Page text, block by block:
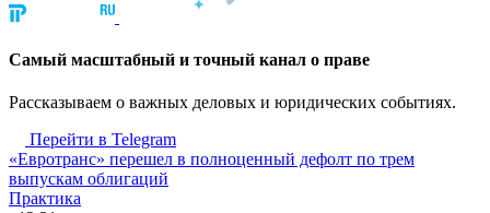
Cамый масштабный и точный канал о праве
Рассказываем о важных деловых и юридических событиях.
Перейти в Telegram
«Евротранс» перешел в полноценный дефолт по трем
выпускам облигаций
Практика